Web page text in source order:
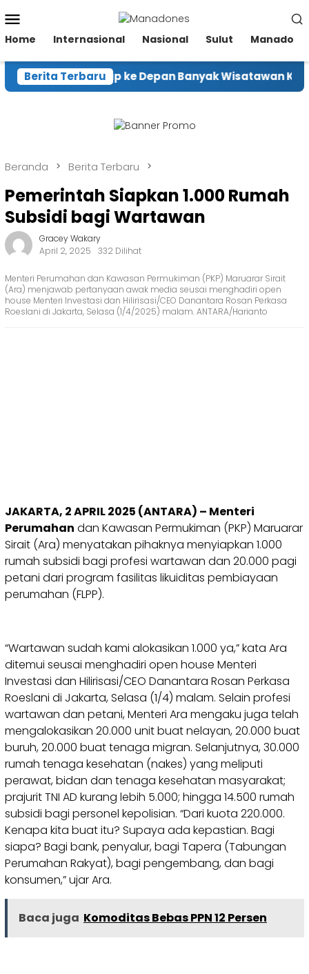
ke
kontenMobile
Home Internasional Nasional Sulut Manado
Berita Terbaru
Ekraf Harap ke Depan Banyak Wisatawan Kunjungi
Beranda Berita Terbaru
Pemerintah Siapkan 1.000 Rumah
Subsidi bagi Wartawan
Gracey Wakary
April 2, 2025
332 Dilihat
Menteri Perumahan dan Kawasan Permukiman (PKP) Maruarar Sirait
(Ara) menjawab pertanyaan awak media seusai menghadiri open
house Menteri Investasi dan Hilirisasi/CEO Danantara Rosan Perkasa
Roeslani di Jakarta, Selasa (1/4/2025) malam. ANTARA/Harianto
JAKARTA, 2 APRIL 2025 (ANTARA) – Menteri
Perumahan dan Kawasan Permukiman (PKP) Maruarar
Sirait (Ara) menyatakan pihaknya menyiapkan 1.000
rumah subsidi bagi profesi wartawan dan 20.000 pagi
petani dari program fasilitas likuiditas pembiayaan
perumahan (FLPP).
“Wartawan sudah kami alokasikan 1.000 ya,” kata Ara
ditemui seusai menghadiri open house Menteri
Investasi dan Hilirisasi/CEO Danantara Rosan Perkasa
Roeslani di Jakarta, Selasa (1/4) malam. Selain profesi
wartawan dan petani, Menteri Ara mengaku juga telah
mengalokasikan 20.000 unit buat nelayan, 20.000 buat
buruh, 20.000 buat tenaga migran. Selanjutnya, 30.000
rumah tenaga kesehatan (nakes) yang meliputi
perawat, bidan dan tenaga kesehatan masyarakat;
prajurit TNI AD kurang lebih 5.000; hingga 14.500 rumah
subsidi bagi personel kepolisian. “Dari kuota 220.000.
Kenapa kita buat itu? Supaya ada kepastian. Bagi
siapa? Bagi bank, penyalur, bagi Tapera (Tabungan
Perumahan Rakyat), bagi pengembang, dan bagi
konsumen,” ujar Ara.
Baca juga Komoditas Bebas PPN 12 Persen